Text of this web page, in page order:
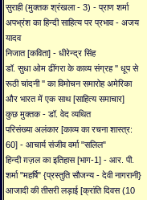
सुराही (मुक्तक श्रंखला - 3) - प्राण शर्मा
अपभ्रंश का हिन्दी साहित्य पर प्रभाव - अजय
यादव
निजात [कविता] - धीरेन्द्र सिंह
डॉ. सुधा ओम ढींगरा के काव्य संग्रह '' धूप से
रूठी चांदनी '' का विमोचन समारोह अमेरिका
और भारत में एक साथ [साहित्य समाचार]
कुछ मुक्तक - डॉ. वेद व्यथित
परिसंख्या अलंकार [काव्य का रचना शास्त्र:
60] - आचार्य संजीव वर्मा "सलिल"
हिन्दी ग़ज़ल का इतिहास [भाग-1] - आर. पी.
शर्मा "महर्षि" {प्रस्तुति सौजन्य - देवी नागरानी}
आजादी की तीसरी लड़ाई [क्रांति दिवस (10